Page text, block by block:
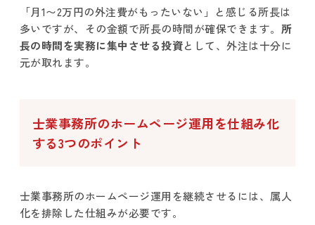
「月1〜2万円の外注費がもったいない」と感じる所長は
多いですが、その金額で所長の時間が確保できます。 所
長の時間を実務に集中させる投資として、外注は十分に
元が取れます。
士業事務所のホームページ運用を仕組み化
する3つのポイント
士業事務所のホームページ運用を継続させるには、属人
化を排除した仕組みが必要です。